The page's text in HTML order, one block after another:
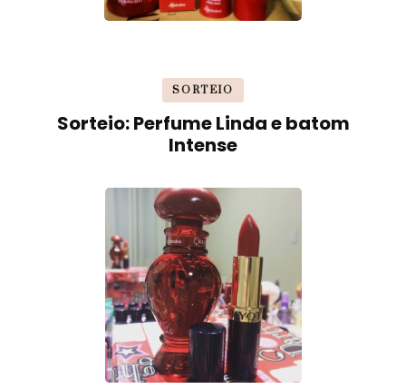
SORTEIO
Sorteio: Perfume Linda e batom
Intense